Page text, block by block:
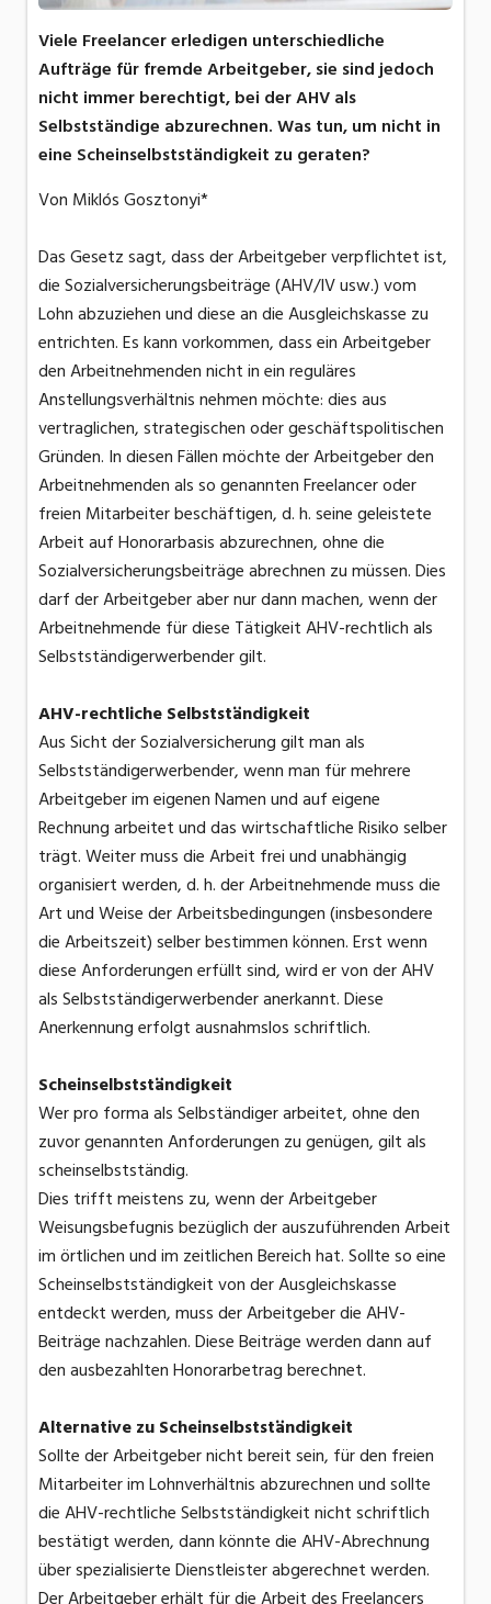
Viele Freelancer erledigen unterschiedliche
Aufträge für fremde Arbeitgeber, sie sind jedoch
nicht immer berechtigt, bei der AHV als
Selbstständige abzurechnen. Was tun, um nicht in
eine Scheinselbstständigkeit zu geraten?
Von Miklós Gosztonyi*
Das Gesetz sagt, dass der Arbeitgeber verpflichtet ist,
die Sozialversicherungsbeiträge (AHV/IV usw.) vom
Lohn abzuziehen und diese an die Ausgleichskasse zu
entrichten. Es kann vorkommen, dass ein Arbeitgeber
den Arbeitnehmenden nicht in ein reguläres
Anstellungsverhältnis nehmen möchte: dies aus
vertraglichen, strategischen oder geschäftspolitischen
Gründen. In diesen Fällen möchte der Arbeitgeber den
Arbeitnehmenden als so genannten Freelancer oder
freien Mitarbeiter beschäftigen, d. h. seine geleistete
Arbeit auf Honorarbasis abzurechnen, ohne die
Sozialversicherungsbeiträge abrechnen zu müssen. Dies
darf der Arbeitgeber aber nur dann machen, wenn der
Arbeitnehmende für diese Tätigkeit AHV-rechtlich als
Selbstständigerwerbender gilt.
AHV-rechtliche Selbstständigkeit
Aus Sicht der Sozialversicherung gilt man als
Selbstständigerwerbender, wenn man für mehrere
Arbeitgeber im eigenen Namen und auf eigene
Rechnung arbeitet und das wirtschaftliche Risiko selber
trägt. Weiter muss die Arbeit frei und unabhängig
organisiert werden, d. h. der Arbeitnehmende muss die
Art und Weise der Arbeitsbedingungen (insbesondere
die Arbeitszeit) selber bestimmen können. Erst wenn
diese Anforderungen erfüllt sind, wird er von der AHV
als Selbstständigerwerbender anerkannt. Diese
Anerkennung erfolgt ausnahmslos schriftlich.
Scheinselbstständigkeit
Wer pro forma als Selbständiger arbeitet, ohne den
zuvor genannten Anforderungen zu genügen, gilt als
scheinselbstständig.
Dies trifft meistens zu, wenn der Arbeitgeber
Weisungsbefugnis bezüglich der auszuführenden Arbeit
im örtlichen und im zeitlichen Bereich hat. Sollte so eine
Scheinselbstständigkeit von der Ausgleichskasse
entdeckt werden, muss der Arbeitgeber die AHV-
Beiträge nachzahlen. Diese Beiträge werden dann auf
den ausbezahlten Honorarbetrag berechnet.
Alternative zu Scheinselbstständigkeit
Sollte der Arbeitgeber nicht bereit sein, für den freien
Mitarbeiter im Lohnverhältnis abzurechnen und sollte
die AHV-rechtliche Selbstständigkeit nicht schriftlich
bestätigt werden, dann könnte die AHV-Abrechnung
über spezialisierte Dienstleister abgerechnet werden.